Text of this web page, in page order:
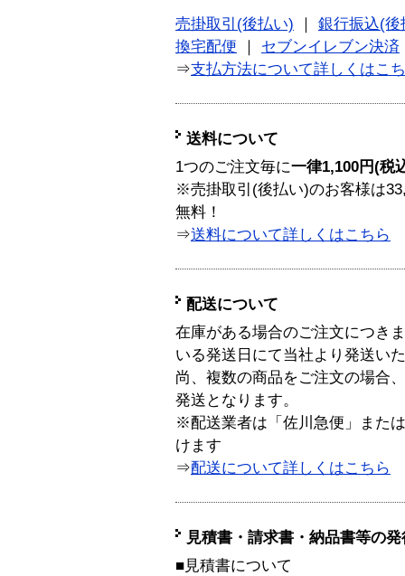
売掛取引(後払い)
銀行振込(後
換宅配便
セブンイレブン決済
⇒支払方法について詳しくはこ
送料について
1つのご注文毎に一律1,100円(税
※売掛取引(後払い)のお客様は
無料！
⇒送料について詳しくはこちら
配送について
在庫がある場合のご注文につき
いる発送日にて当社より発送い
尚、複数の商品をご注文の場合
発送となります。
※配送業者は「佐川急便」また
けます
⇒配送について詳しくはこちら
見積書・請求書・納品書等の
■見積書について